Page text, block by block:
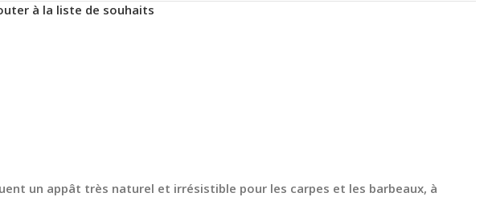
à la liste de souhaits
un appât très naturel et irrésistible pour les carpes et les barbeaux, à